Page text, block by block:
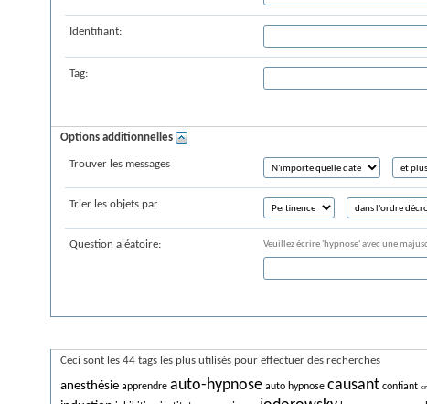
Identifiant:
Tag:
Options additionnelles
Trouver les messages
Trier les objets par
Question aléatoire: Veuillez écrire 'hypnose' avec une
Ceci sont les 44 tags les plus utilisés pour effectuer des recherches
anesthésie apprendre auto-hypnose auto hypnose causant confiant